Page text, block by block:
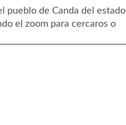
pueblo de Canda del estado
el zoom para cercaros o